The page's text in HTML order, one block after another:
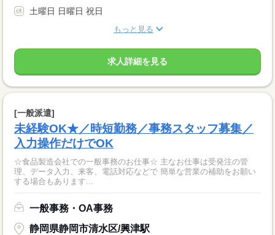
土曜日 日曜日 祝日
もっと見る
求人詳細を見る
[一般派遣]
未経験OK★／時短勤務／事務スタッフ募集／
入力操作だけでOK
☆食品製造会社での一般事務のお仕事☆ 主なお仕事は受発注の管
理、データ入力、来客、電話対応などで 簡単な営業の補助をお願い
する場合もあります...
一般事務・OA事務
静岡県静岡市清水区/興津駅